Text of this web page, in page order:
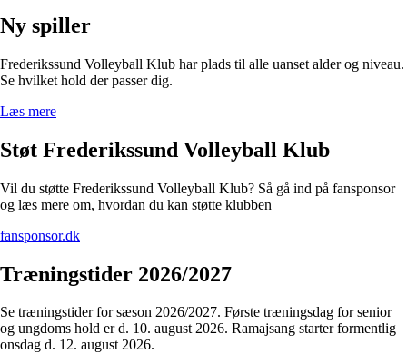
Ny spiller
Frederikssund Volleyball Klub har plads til alle uanset alder og niveau.
Se hvilket hold der passer dig.
Læs mere
Støt Frederikssund Volleyball Klub
Vil du støtte Frederikssund Volleyball Klub? Så gå ind på fansponsor
og læs mere om, hvordan du kan støtte klubben
fansponsor.dk
Træningstider 2026/2027
Se træningstider for sæson 2026/2027. Første træningsdag for senior
og ungdoms hold er d. 10. august 2026. Ramajsang starter formentlig
onsdag d. 12. august 2026.